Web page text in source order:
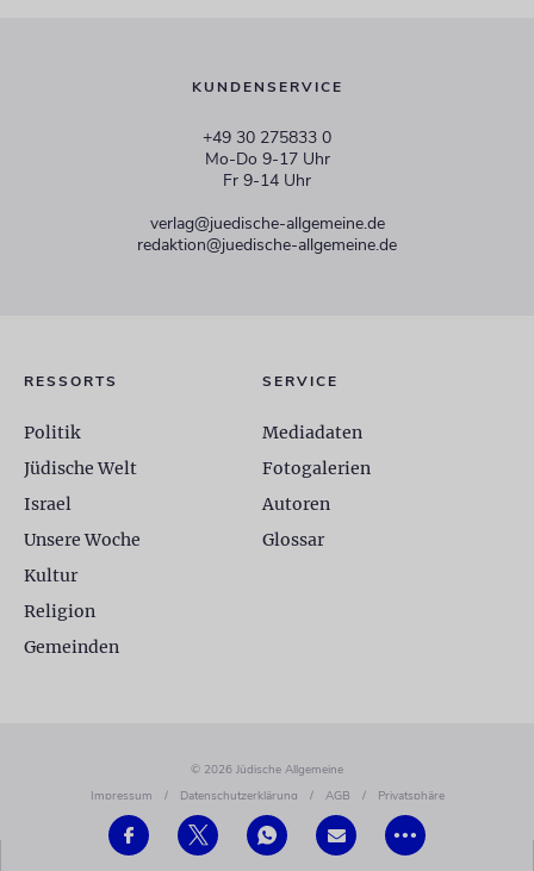
•••
KUNDENSERVICE
+49 30 275833 0
Mo-Do 9-17 Uhr
Fr 9-14 Uhr
verlag@juedische-allgemeine.de
redaktion@juedische-allgemeine.de
RESSORTS
Politik
Jüdische Welt
Israel
Unsere Woche
Kultur
Religion
Gemeinden
SERVICE
Mediadaten
Fotogalerien
Autoren
Glossar
© 2026 Jüdische Allgemeine
Impressum
/ Datenschutzerklärung / AGB / Privatsphäre